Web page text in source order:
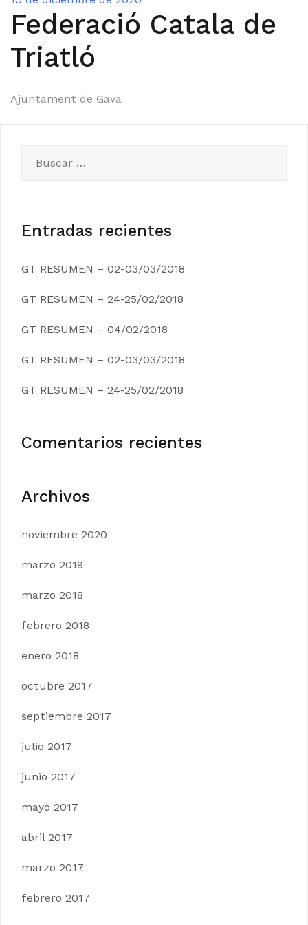
Federació Catala de
Triatló
Navegación
entradas
Ajuntament de Gava
Entradas recientes
GT RESUMEN – 02-03/03/2018
GT RESUMEN – 24-25/02/2018
GT RESUMEN – 04/02/2018
GT RESUMEN – 02-03/03/2018
GT RESUMEN – 24-25/02/2018
Comentarios recientes
Archivos
noviembre 2020
marzo 2019
marzo 2018
febrero 2018
enero 2018
octubre 2017
septiembre 2017
julio 2017
junio 2017
mayo 2017
abril 2017
marzo 2017
febrero 2017